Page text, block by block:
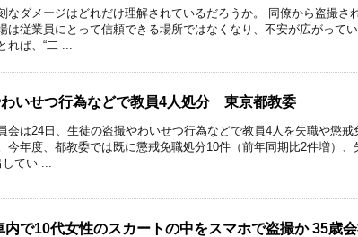
なダメージはどれだけ理解されているだろうか。 同僚から盗撮さ
は従業員にとって信頼できる場所ではなくなり、不安が広がって
れば、“二 ...
いせつ行為などで教員4人処分 東京都教委
は24日、生徒の盗撮やわいせつ行為などで教員4人を失職や懲戒
今年度、都教委では既に懲戒免職処分10件（前年同期比2件増）、
してい ...
で10代女性のスカートの中をスマホで盗撮か 35歳